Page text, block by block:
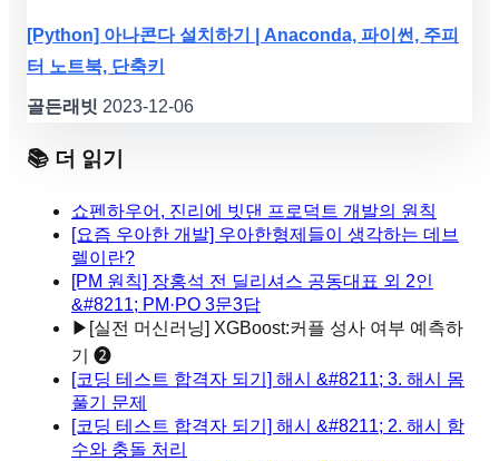
[Python] 아나콘다 설치하기 | Anaconda, 파이썬, 주피
터 노트북, 단축키
골든래빗 2023-12-06
📚 더 읽기
쇼펜하우어, 진리에 빗댄 프로덕트 개발의 원칙
[요즘 우아한 개발] 우아한형제들이 생각하는 데브
렐이란?
[PM 원칙] 장홍석 전 딜리셔스 공동대표 외 2인
&#8211; PM·PO 3문3답
▶ [실전 머신러닝] XGBoost:커플 성사 여부 예측하
기 ❷
[코딩 테스트 합격자 되기] 해시 &#8211; 3. 해시 몸
풀기 문제
[코딩 테스트 합격자 되기] 해시 &#8211; 2. 해시 함
수와 충돌 처리